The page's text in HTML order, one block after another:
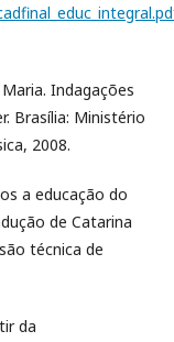
Indagações
Brasília: Ministério
2008.
a educação do
de Catarina
técnica de
da